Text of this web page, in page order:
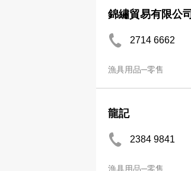
錦繡貿易有限公司
2714 6662
漁具用品─零售
龍記
2384 9841
漁具用品─零售